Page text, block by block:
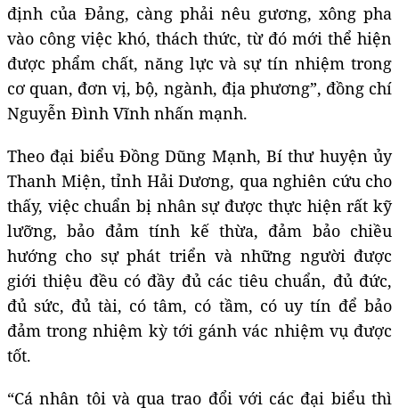
định của Đảng, càng phải nêu gương, xông pha
vào công việc khó, thách thức, từ đó mới thể hiện
được phẩm chất, năng lực và sự tín nhiệm trong
cơ quan, đơn vị, bộ, ngành, địa phương”, đồng chí
Nguyễn Đình Vĩnh nhấn mạnh.
Theo đại biểu Đồng Dũng Mạnh, Bí thư huyện ủy
Thanh Miện, tỉnh Hải Dương, qua nghiên cứu cho
thấy, việc chuẩn bị nhân sự được thực hiện rất kỹ
lưỡng, bảo đảm tính kế thừa, đảm bảo chiều
hướng cho sự phát triển và những người được
giới thiệu đều có đầy đủ các tiêu chuẩn, đủ đức,
đủ sức, đủ tài, có tâm, có tầm, có uy tín để bảo
đảm trong nhiệm kỳ tới gánh vác nhiệm vụ được
tốt.
“Cá nhân tôi và qua trao đổi với các đại biểu thì